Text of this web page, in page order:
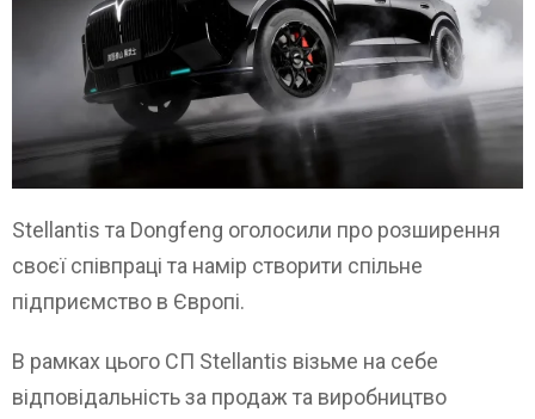
Stellantis та Dongfeng оголосили про розширення
своєї співпраці та намір створити спільне
підприємство в Європі.
В рамках цього СП Stellantis візьме на себе
відповідальність за продаж та виробництво